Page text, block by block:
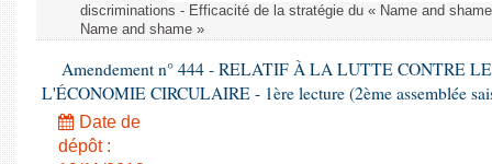
discriminations - Efficacité de la stratégie du « Name and
Name and shame »
Amendement n° 444 - RELATIF À LA LUTTE CONTRE
L'ÉCONOMIE CIRCULAIRE - 1ère lecture (2ème assemblée
Date de
dépôt :